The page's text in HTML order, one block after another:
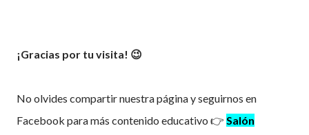
¡Gracias por tu visita! 😉
No olvides compartir nuestra página y seguirnos en
Facebook para más contenido educativo 👉 Salón